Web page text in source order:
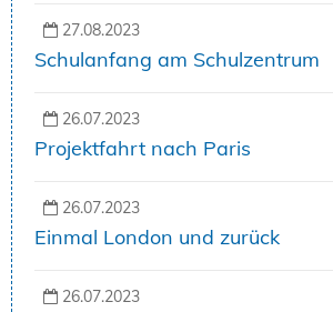
27.08.2023
Schulanfang am Schulzentrum
26.07.2023
Projektfahrt nach Paris
26.07.2023
Einmal London und zurück
26.07.2023